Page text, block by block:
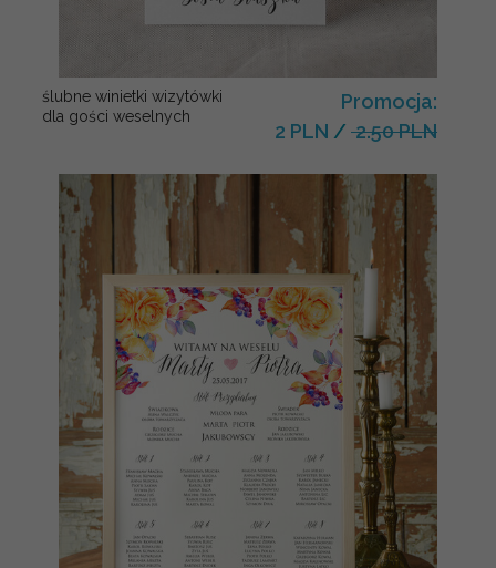
ślubne winietki wizytówki
dla gości weselnych
Promocja:
2 PLN / 2.50 PLN